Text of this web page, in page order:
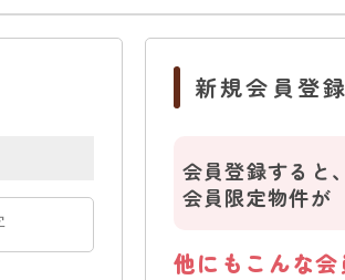
新規会員登
会員登録すると
会員限定物件が
他にもこんな